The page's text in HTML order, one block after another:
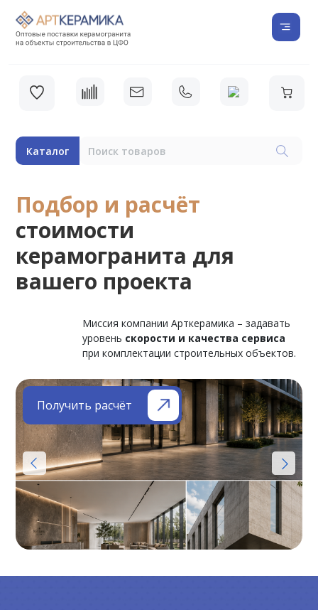
Каталог
Подбор и расчёт
стоимости
керамогранита для
вашего проекта
Миссия компании Арткерамика – задавать
уровень скорости и качества сервиса
при комплектации строительных объектов.
Получить расчёт